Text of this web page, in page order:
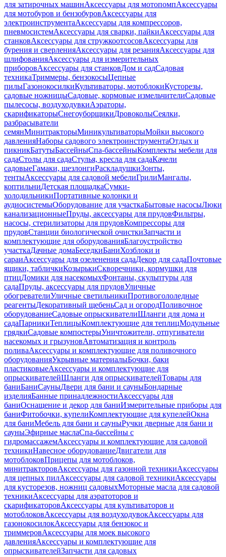
для затирочных машинАксессуары для мотопомпАксессуары
для мотобуров и бензобуровАксессуары для
электроинструментаАксессуары для компрессоров,
пневмосистемАксессуары для сварки, пайкиАксессуары для
станковАксессуары для стружкоотсосовАксессуары для
бурения и сверленияАксессуары для резанияАксессуары для
шлифованияАксессуары для измерительных
приборовАксессуары для станковДом и садСадовая
техникаТриммеры, бензокосыЦепные
пилыГазонокосилкиКультиваторы, мотоблокиКусторезы,
садовые ножницыСадовые, кормовые измельчителиСадовые
пылесосы, воздуходувкиАэраторы,
скарификаторыСнегоуборщикиДровоколыСеялки,
разбрасыватели
семянМинитракторыМиникультиваторыМойки высокого
давленияНаборы садового электроинструментаОтдых и
пикникБатутыБассейныСпа-бассейныКомплекты мебели для
садаСтолы для садаСтулья, кресла для садаКачели
садовыеГамаки, шезлонгиРаскладушкиЗонты,
тентыАксессуары для садовой мебелиГрилиМангалы,
коптильниДетская площадкаСумки-
холодильникиПортативные колонки и
аудиосистемыОборудование для участкаБытовые насосыЛюки
канализационныеПруды, аксессуары для прудовФильтры,
насосы, стерилизаторы для прудовКомпрессоры для
прудовСтанции биологической очисткиЗапчасти и
комплектующие для оборудованияБлагоустройство
участкаДачные домаБеседкиБаниХозблоки и
сараиАксессуары для озеленения садаДекор для садаПочтовые
ящики, табличкиКозырькиСкворечники, кормушки для
птицДомики для насекомыхФонтаны, скульптуры для
садаПруды, аксессуары для прудовУличные
обогревателиУличные светильникиПротивогололедные
реагентыДекоративный щебеньСад и огородПоливочное
оборудованиеСадовые опрыскивателиШланги для дома и
садаПарникиТеплицыКомплектующие для теплицМодульные
грядкиСадовые компостерыУничтожители, отпугиватели
насекомых и грызуновАвтоматизация и контроль
поливаАксессуары и комплектующие для поливочного
оборудованияУкрывные материалыБочки, баки
пластиковыеАксессуары и комплектующие для
опрыскивателейШланги для опрыскивателейТовары для
баниБаниСауныДвери для бани и сауныБондарные
изделияБанные принадлежностиАксессуары для
баниОснащение и декор для баниИзмерительные приборы для
баниФитобочки, купелиКомплектующие для купелейОкна
для баниМебель для бани и сауныРучки дверные для бани и
сауныЭфирные маслаСпа-бассейны с
гидромассажемАксессуары и комплектующие для садовой
техникиНавесное оборудованиеДвигатели для
мотоблоковПрицепы для мотоблоков,
минитракторовАксессуары для газонной техникиАксессуары
для цепных пилАксессуары для садовой техникиАксессуары
для кусторезов, ножниц садовыхМоторные масла для садовой
техникиАксессуары для аэратоторов и
скарификаторовАксессуары для культиваторов и
мотоблоковАксессуары для воздуходувокАксессуары для
газонокосилокАксессуары для бензокос и
триммеровАксессуары для моек высокого
давленияАксессуары и комплектующие для
опрыскивателейЗапчасти для садовых